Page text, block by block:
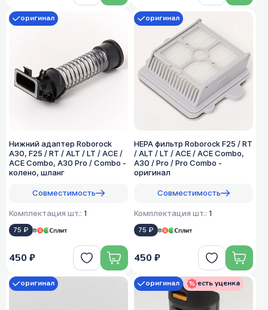
Нижний адаптер Roborock
A30, F25 / RT / ALT / LT / ACE /
ACE Combo, A30 Pro / Combo -
колено, шланг
Совместимость
Комплектация шт.: 1
75 ₽ в
оригинал
450 ₽
HEPA фильтр Roborock F25 / RT
/ ALT / LT / ACE / ACE Combo,
A30 / Pro / Pro Combo -
оригинал
Совместимость
Комплектация шт.: 1
75 ₽ в
оригинал
450 ₽
оригинал оригинал есть уценка